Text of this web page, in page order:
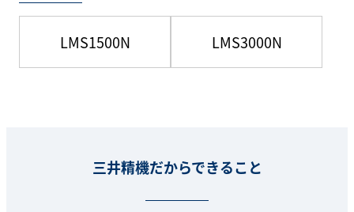
LMS1500N LMS3000N
三井精機だからできること